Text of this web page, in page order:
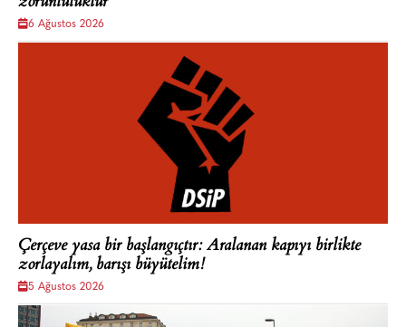
6 Ağustos 2026
Çerçeve yasa bir başlangıçtır: Aralanan kapıyı birlikte
zorlayalım, barışı büyütelim!
5 Ağustos 2026